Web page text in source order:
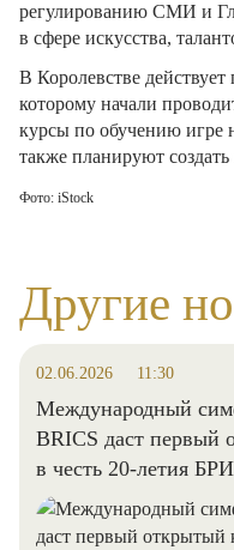
регулированию СМИ и
в сфере искусства,
В Королевстве
которому начали
курсы по обучению игре
также планируют
Фото: iStock
Другие
02.06.2026 11:30
Международный
BRICS даст первый
в честь 20-летия